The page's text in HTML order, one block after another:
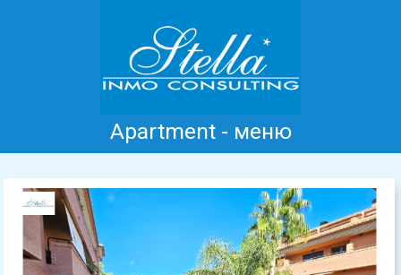
Apartment - меню
Главная Коста Бланка Продажа
Аренда Новые дома информация
Контакт